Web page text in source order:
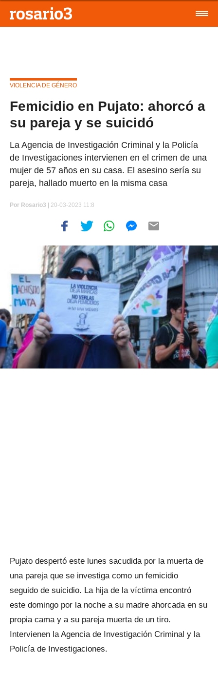
VIOLENCIA DE GÉNERO
Femicidio en Pujato: ahorcó a
su pareja y se suicidó
La Agencia de Investigación Criminal y la Policía
de Investigaciones intervienen en el crimen de una
mujer de 57 años en su casa. El asesino sería su
pareja, hallado muerto en la misma casa
Por Rosario3 | 20-03-2023 11:8
Pujato despertó este lunes sacudida por la muerta de
una pareja que se investiga como un femicidio
seguido de suicidio. La hija de la víctima encontró
este domingo por la noche a su madre ahorcada en su
propia cama y a su pareja muerta de un tiro.
Intervienen la Agencia de Investigación Criminal y la
Policía de Investigaciones.